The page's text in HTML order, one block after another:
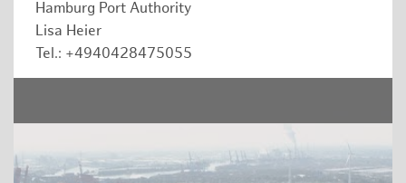
Hamburg Port Authority
Lisa Heier
Tel.: +4940428475055